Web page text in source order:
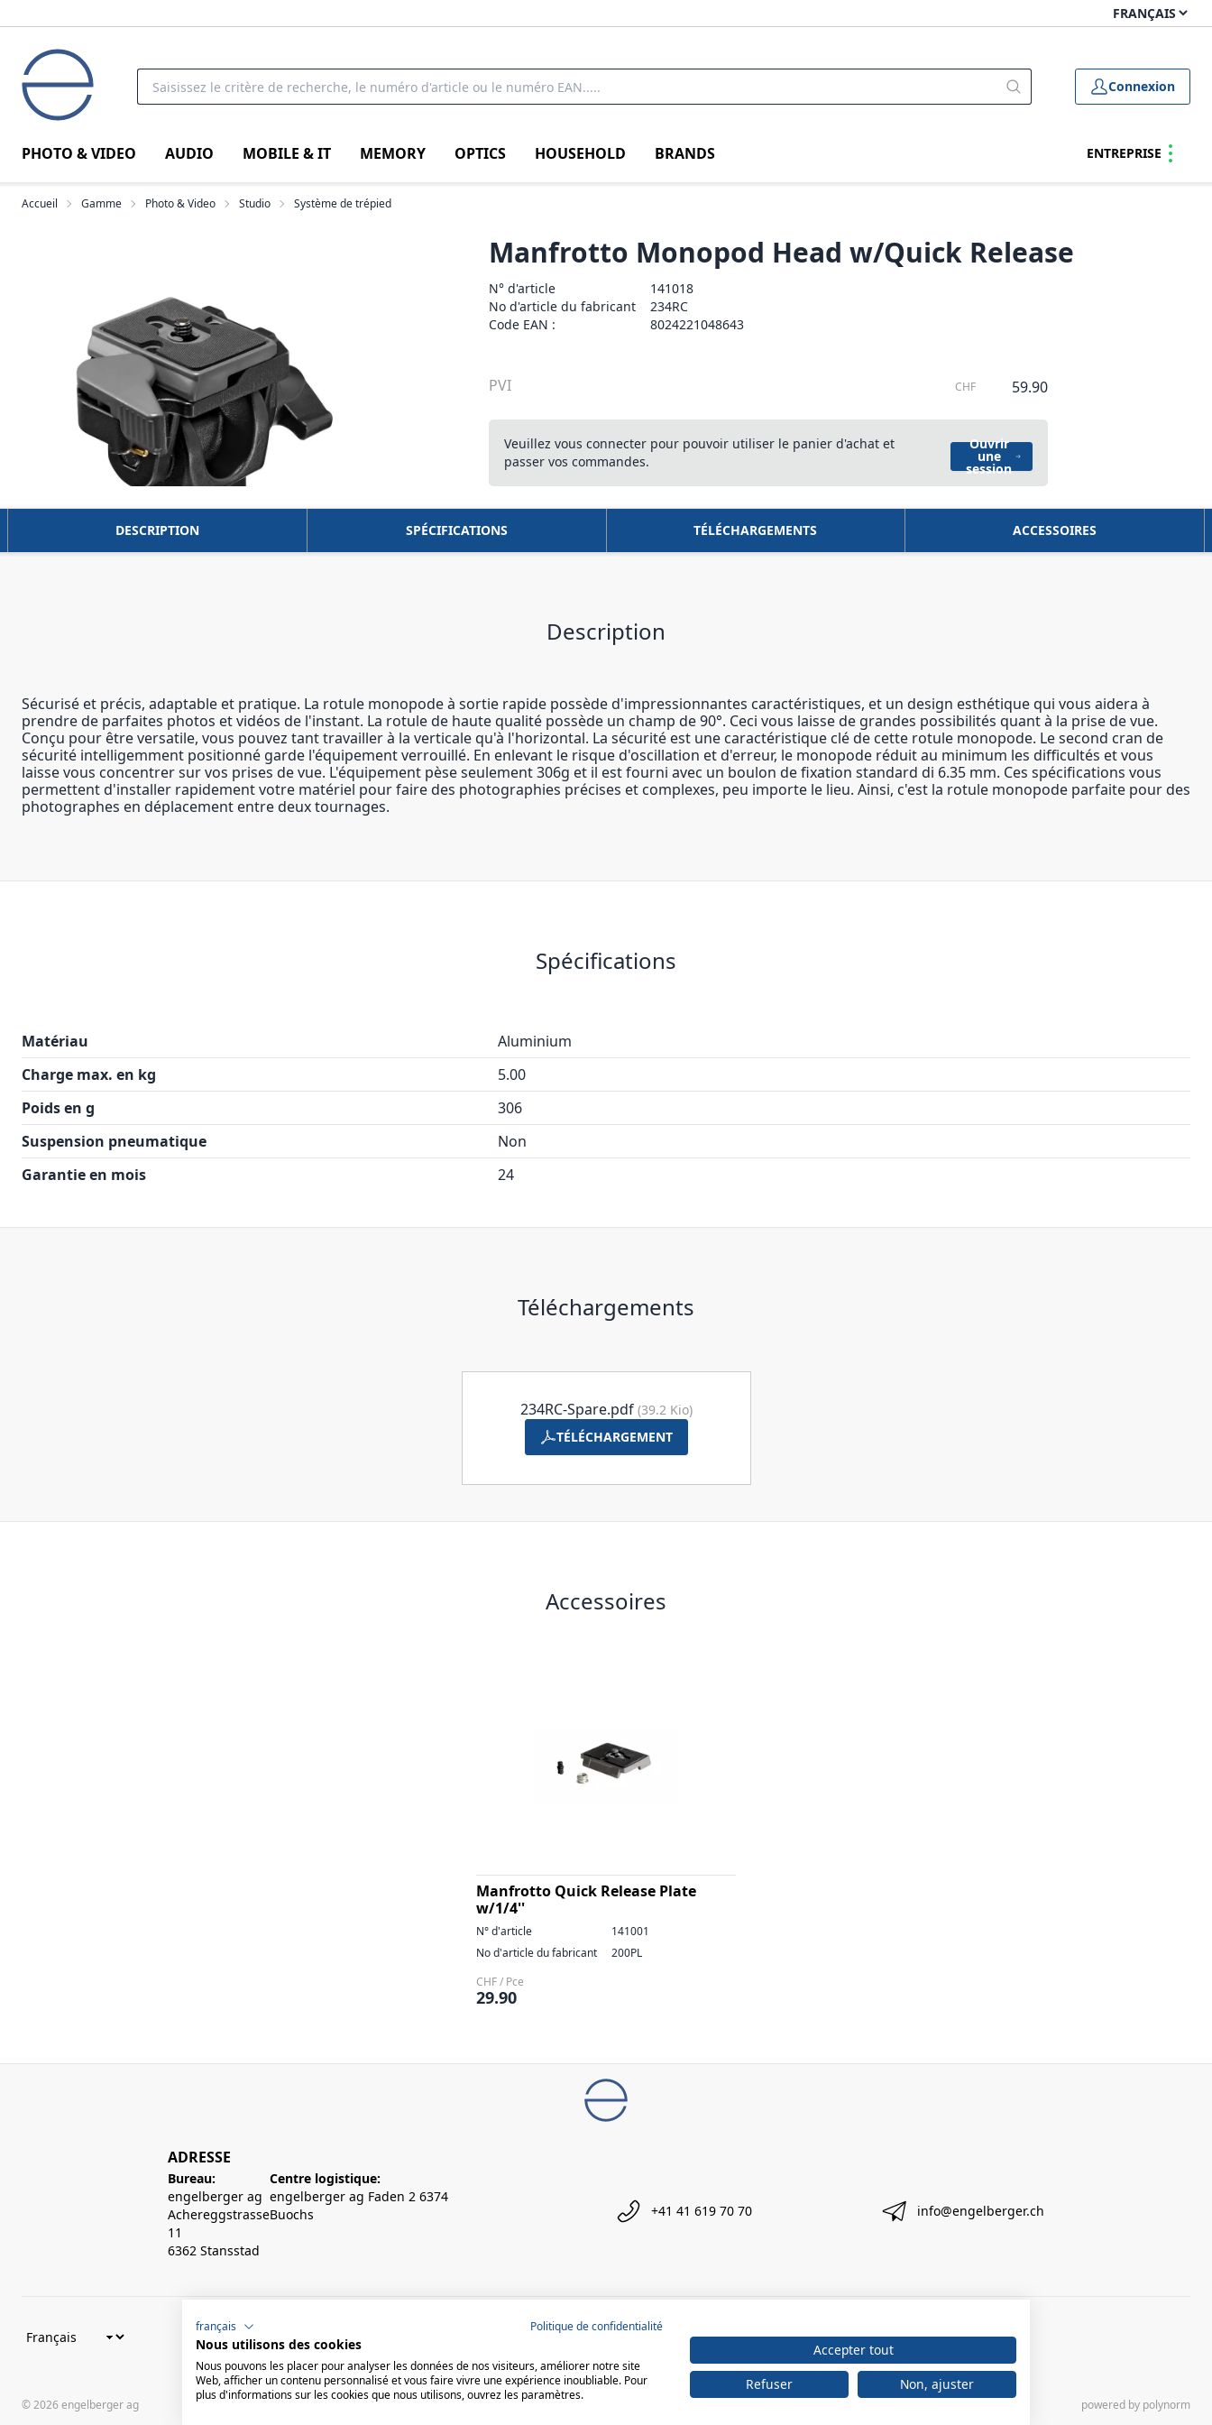
Connexion
PHOTO & VIDEO AUDIO MOBILE & IT MEMORY OPTICS HOUSEHOLD BRANDS ENTREPRISE
Accueil Gamme Photo & Video Studio Système de trépied
Manfrotto Monopod Head w/Quick Release
N° d'article
141018
No d'article du fabricant
234RC
Code EAN :
8024221048643
PVI CHF 59.90
Veuillez vous connecter pour pouvoir utiliser le panier d'achat et
passer vos commandes.
Ouvrir
une
session
DESCRIPTION SPÉCIFICATIONS TÉLÉCHARGEMENTS ACCESSOIRES
Description
Sécurisé et précis, adaptable et pratique. La rotule monopode à sortie rapide possède d'impressionnantes caractéristiques, et un design esthétique qui vous aidera à
prendre de parfaites photos et vidéos de l'instant. La rotule de haute qualité possède un champ de 90°. Ceci vous laisse de grandes possibilités quant à la prise de vue.
Conçu pour être versatile, vous pouvez tant travailler à la verticale qu'à l'horizontal. La sécurité est une caractéristique clé de cette rotule monopode. Le second cran de
sécurité intelligemment positionné garde l'équipement verrouillé. En enlevant le risque d'oscillation et d'erreur, le monopode réduit au minimum les difficultés et vous
laisse vous concentrer sur vos prises de vue. L'équipement pèse seulement 306g et il est fourni avec un boulon de fixation standard di 6.35 mm. Ces spécifications vous
permettent d'installer rapidement votre matériel pour faire des photographies précises et complexes, peu importe le lieu. Ainsi, c'est la rotule monopode parfaite pour des
photographes en déplacement entre deux tournages.
Spécifications
Matériau
Aluminium
Charge max. en kg
5.00
Poids en g
306
Suspension pneumatique
Non
Garantie en mois
24
Téléchargements
234RC-Spare.pdf (39.2 Kio)
TÉLÉCHARGEMENT
Accessoires
Manfrotto Quick Release Plate
w/1/4''
N° d'article
141001
No d'article du fabricant
200PL
CHF / Pce
29.90
ADRESSE
Bureau:
engelberger ag
Achereggstrasse
11
6362 Stansstad
Centre logistique:
engelberger ag Faden 2 6374
Buochs
+41 41 619 70 70 info@engelberger.ch
© 2026 engelberger ag powered by polynorm
français Politique de confidentialité
Nous utilisons des cookies
Nous pouvons les placer pour analyser les données de nos visiteurs, améliorer notre site
Web, afficher un contenu personnalisé et vous faire vivre une expérience inoubliable. Pour
plus d'informations sur les cookies que nous utilisons, ouvrez les paramètres.
Accepter tout
Refuser
Non, ajuster